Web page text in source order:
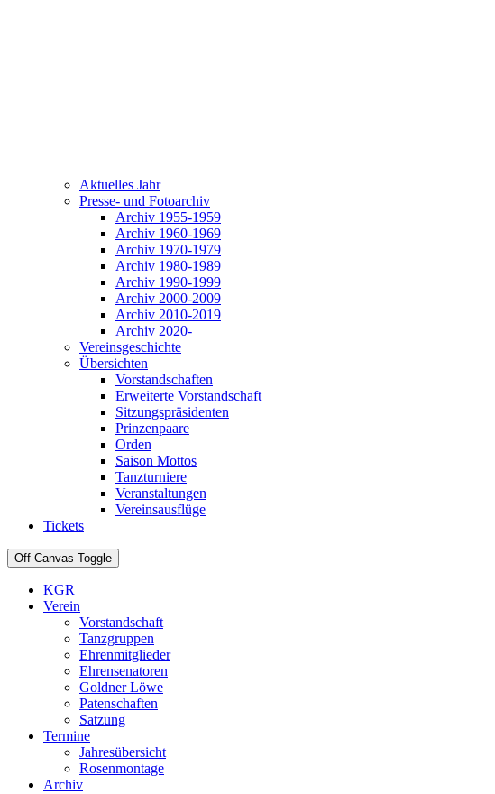
Aktuelles Jahr
Presse- und Fotoarchiv
Archiv 1955-1959
Archiv 1960-1969
Archiv 1970-1979
Archiv 1980-1989
Archiv 1990-1999
Archiv 2000-2009
Archiv 2010-2019
Archiv 2020-
Vereinsgeschichte
Übersichten
Vorstandschaften
Erweiterte Vorstandschaft
Sitzungspräsidenten
Prinzenpaare
Orden
Saison Mottos
Tanzturniere
Veranstaltungen
Vereinsausflüge
Tickets
Off-Canvas Toggle
KGR
Verein
Vorstandschaft
Tanzgruppen
Ehrenmitglieder
Ehrensenatoren
Goldner Löwe
Patenschaften
Satzung
Termine
Jahresübersicht
Rosenmontage
Archiv